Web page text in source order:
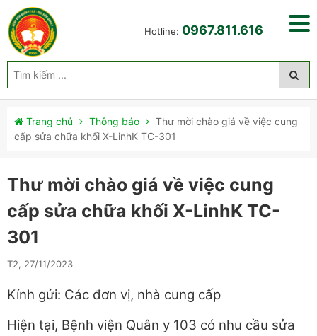
Hotline: 0967.811.616
Trang chủ Thông báo
Thư mời chào giá về việc cung
cấp sửa chữa khối X-LinhK TC-301
Thư mời chào giá về việc cung
cấp sửa chữa khối X-LinhK TC-
301
T2, 27/11/2023
Kính gửi: Các đơn vị, nhà cung cấp
Hiện tại, Bệnh viện Quân y 103 có nhu cầu sửa